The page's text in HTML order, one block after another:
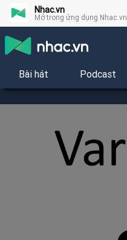
Nhac.vn
Mở trong ứng dụng Nhac.vn
Bài hát Podcast